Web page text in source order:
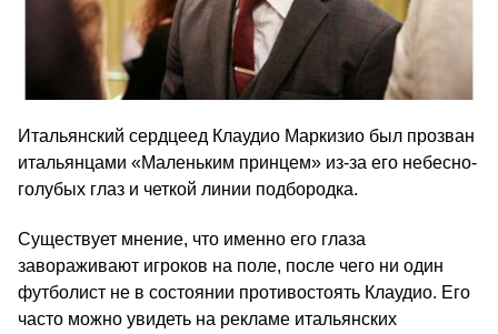
Итальянский сердцеед Клаудио Маркизио был прозван
итальянцами «Маленьким принцем» из-за его небесно-
голубых глаз и четкой линии подбородка.
Существует мнение, что именно его глаза
завораживают игроков на поле, после чего ни один
футболист не в состоянии противостоять Клаудио. Его
часто можно увидеть на рекламе итальянских